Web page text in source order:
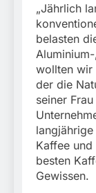
„Jährlich
belasten
wollten wir
der die
seiner
Kaffee
besten
Gewissen.